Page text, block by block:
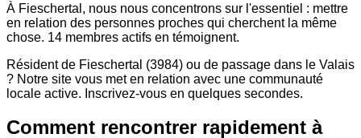
À Fieschertal, nous nous concentrons sur l'essentiel : mettre
en relation des personnes proches qui cherchent la même
chose. 14 membres actifs en témoignent.
Résident de Fieschertal (3984) ou de passage dans le Valais
? Notre site vous met en relation avec une communauté
locale active. Inscrivez-vous en quelques secondes.
Comment rencontrer rapidement à